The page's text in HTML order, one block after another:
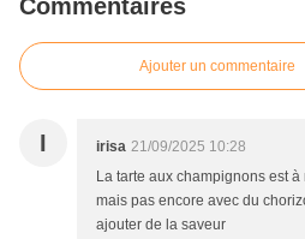
Commentaires
Ajouter un commentaire
I irisa 21/09/2025 10:28
La tarte aux champignons est
mais pas encore avec du
ajouter de la saveur